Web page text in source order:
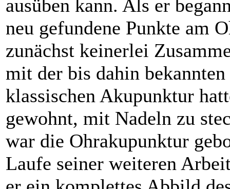
ausüben kann. Als er
neu gefundene Punkte am
zunächst keinerlei
mit der bis dahin bekannten
klassischen Akupunktur
gewohnt, mit Nadeln zu
war die Ohrakupunktur
Laufe seiner weiteren